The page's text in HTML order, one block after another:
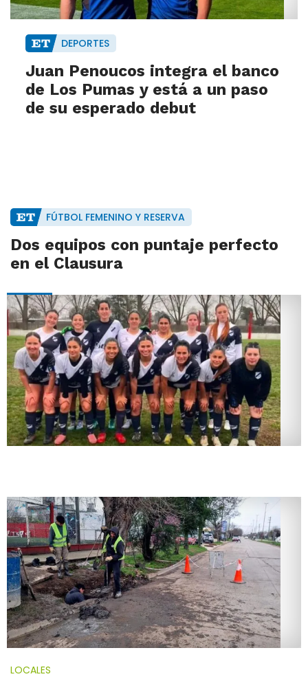
DEPORTES
Juan Penoucos integra el banco
de Los Pumas y está a un paso
de su esperado debut
FÚTBOL FEMENINO Y RESERVA
Dos equipos con puntaje perfecto
en el Clausura
LOCALES